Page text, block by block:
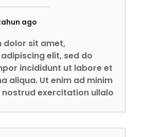
ago
dolor sit amet,
elit, sed do
incididunt ut labore et
aliqua. Ut enim ad minim
nostrud exercitation ullalo